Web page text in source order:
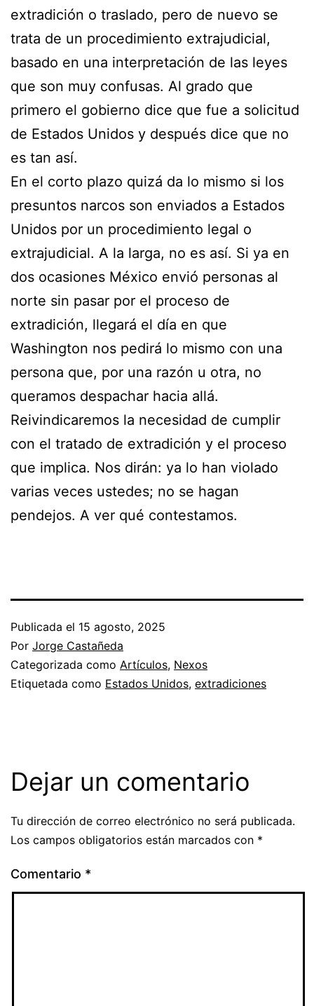
extradición o traslado, pero de nuevo se
trata de un procedimiento extrajudicial,
basado en una interpretación de las leyes
que son muy confusas. Al grado que
primero el gobierno dice que fue a solicitud
de Estados Unidos y después dice que no
es tan así.
En el corto plazo quizá da lo mismo si los
presuntos narcos son enviados a Estados
Unidos por un procedimiento legal o
extrajudicial. A la larga, no es así. Si ya en
dos ocasiones México envió personas al
norte sin pasar por el proceso de
extradición, llegará el día en que
Washington nos pedirá lo mismo con una
persona que, por una razón u otra, no
queramos despachar hacia allá.
Reivindicaremos la necesidad de cumplir
con el tratado de extradición y el proceso
que implica. Nos dirán: ya lo han violado
varias veces ustedes; no se hagan
pendejos. A ver qué contestamos.
Publicada el 15 agosto, 2025
Por Jorge Castañeda
Categorizada como Artículos, Nexos
Etiquetada como Estados Unidos, extradiciones
Dejar un comentario
Tu dirección de correo electrónico no será publicada.
Los campos obligatorios están marcados con *
Comentario *